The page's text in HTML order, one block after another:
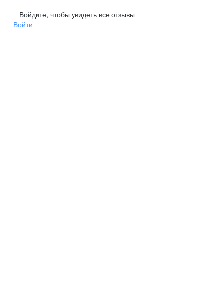
Войдите, чтобы увидеть все отзывы
Войти